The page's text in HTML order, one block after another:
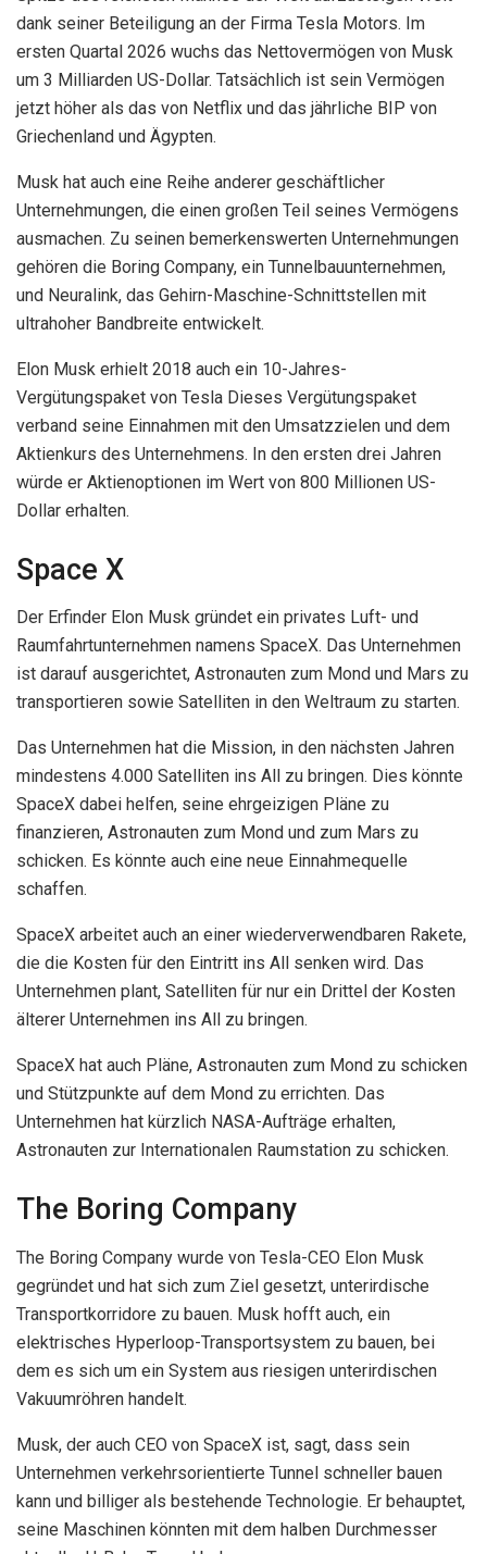
dank seiner Beteiligung an der Firma Tesla Motors. Im
ersten Quartal 2026 wuchs das Nettovermögen von Musk
um 3 Milliarden US-Dollar. Tatsächlich ist sein Vermögen
jetzt höher als das von Netflix und das jährliche BIP von
Griechenland und Ägypten.
Musk hat auch eine Reihe anderer geschäftlicher
Unternehmungen, die einen großen Teil seines Vermögens
ausmachen. Zu seinen bemerkenswerten Unternehmungen
gehören die Boring Company, ein Tunnelbauunternehmen,
und Neuralink, das Gehirn-Maschine-Schnittstellen mit
ultrahoher Bandbreite entwickelt.
Elon Musk erhielt 2018 auch ein 10-Jahres-
Vergütungspaket von Tesla Dieses Vergütungspaket
verband seine Einnahmen mit den Umsatzzielen und dem
Aktienkurs des Unternehmens. In den ersten drei Jahren
würde er Aktienoptionen im Wert von 800 Millionen US-
Dollar erhalten.
Space X
Der Erfinder Elon Musk gründet ein privates Luft- und
Raumfahrtunternehmen namens SpaceX. Das Unternehmen
ist darauf ausgerichtet, Astronauten zum Mond und Mars zu
transportieren sowie Satelliten in den Weltraum zu starten.
Das Unternehmen hat die Mission, in den nächsten Jahren
mindestens 4.000 Satelliten ins All zu bringen. Dies könnte
SpaceX dabei helfen, seine ehrgeizigen Pläne zu
finanzieren, Astronauten zum Mond und zum Mars zu
schicken. Es könnte auch eine neue Einnahmequelle
schaffen.
SpaceX arbeitet auch an einer wiederverwendbaren Rakete,
die die Kosten für den Eintritt ins All senken wird. Das
Unternehmen plant, Satelliten für nur ein Drittel der Kosten
älterer Unternehmen ins All zu bringen.
SpaceX hat auch Pläne, Astronauten zum Mond zu schicken
und Stützpunkte auf dem Mond zu errichten. Das
Unternehmen hat kürzlich NASA-Aufträge erhalten,
Astronauten zur Internationalen Raumstation zu schicken.
The Boring Company
The Boring Company wurde von Tesla-CEO Elon Musk
gegründet und hat sich zum Ziel gesetzt, unterirdische
Transportkorridore zu bauen. Musk hofft auch, ein
elektrisches Hyperloop-Transportsystem zu bauen, bei
dem es sich um ein System aus riesigen unterirdischen
Vakuumröhren handelt.
Musk, der auch CEO von SpaceX ist, sagt, dass sein
Unternehmen verkehrsorientierte Tunnel schneller bauen
kann und billiger als bestehende Technologie. Er behauptet,
seine Maschinen könnten mit dem halben Durchmesser